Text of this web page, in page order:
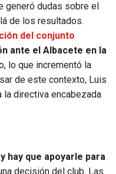
generó dudas sobre el
de los resultados.
del conjunto
ante el Albacete en la
lo que incrementó la
de este contexto, Luis
la directiva encabezada
hay que apoyarle para
decisión del club. Las